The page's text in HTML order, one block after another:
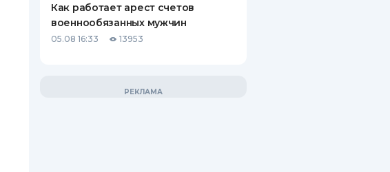
Как работает арест счетов
военнообязанных мужчин
05.08 16:33 13953